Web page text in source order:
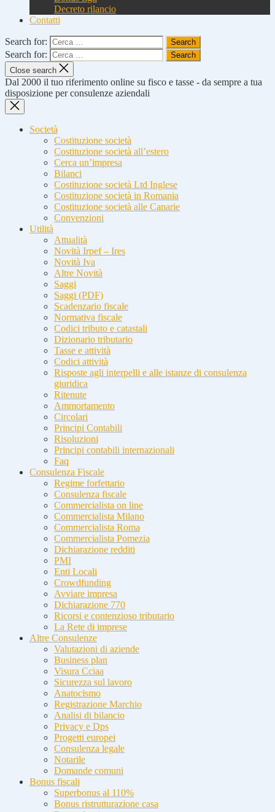
Decreto rilancio
Contatti
Search for:
Search for:
Close search
Dal 2000 il tuo riferimento online su fisco e tasse - da sempre a tua
disposizione per consulenze aziendali
Società
Costituzione società
Costituzione società all’estero
Cerca un’impresa
Bilanci
Costituzione società Ltd Inglese
Costituzione società in Romania
Costituzione società alle Canarie
Convenzioni
Utilità
Attualità
Novità Irpef – Ires
Novità Iva
Altre Novità
Saggi
Saggi (PDF)
Scadenzario fiscale
Normativa fiscale
Codici tributo e catastali
Dizionario tributario
Tasse e attività
Codici attività
Risposte agli interpelli e alle istanze di consulenza
giuridica
Ritenute
Ammortamento
Circolari
Principi Contabili
Risoluzioni
Principi contabili internazionali
Faq
Consulenza Fiscale
Regime forfettario
Consulenza fiscale
Commercialista on line
Commercialista Milano
Commercialista Roma
Commercialista Pomezia
Dichiarazione redditi
PMI
Enti Locali
Crowdfunding
Avviare impresa
Dichiarazione 770
Ricorsi e contenzioso tributario
La Rete di imprese
Altre Consulenze
Valutazioni di aziende
Business plan
Visura Cciaa
Sicurezza sul lavoro
Anatocismo
Registrazione Marchio
Analisi di bilancio
Privacy e Dps
Progetti europei
Consulenza legale
Notarile
Domande comuni
Bonus fiscali
Superbonus al 110%
Bonus ristrutturazione casa